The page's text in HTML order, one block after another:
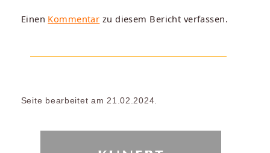
Einen Kommentar zu diesem Bericht verfassen.
Seite bearbeitet am 21.02.2024.